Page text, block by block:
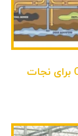
روش‌های نوین جذب و ذخیره CO₂ برای نجات